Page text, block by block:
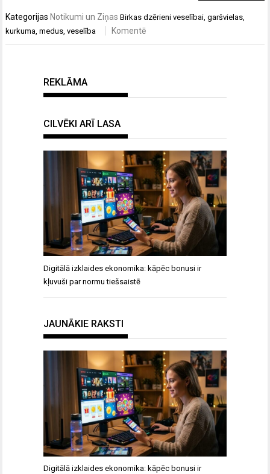
Kategorijas Notikumi un Ziņas Birkasdzērieni veselībai ,garšvielas
kurkuma ,medus ,veselība Komentē
REKLĀMA
CILVĒKI ARĪ LASA
Digitālā izklaides ekonomika: kāpēc bonusi ir
kļuvuši par normu tiešsaistē
JAUNĀKIE RAKSTI
Digitālā izklaides ekonomika: kāpēc bonusi ir